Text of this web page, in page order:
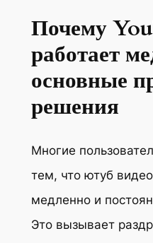
Почему
работает
основные
решения
Многие
тем, что ютуб
медленно и
Это вызывает